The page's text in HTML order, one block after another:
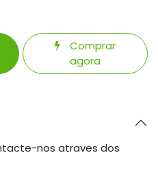
Comprar
agora
nos atraves dos